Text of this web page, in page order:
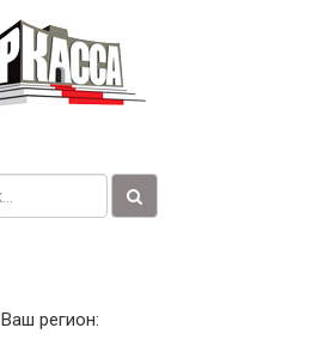
Ваш регион: